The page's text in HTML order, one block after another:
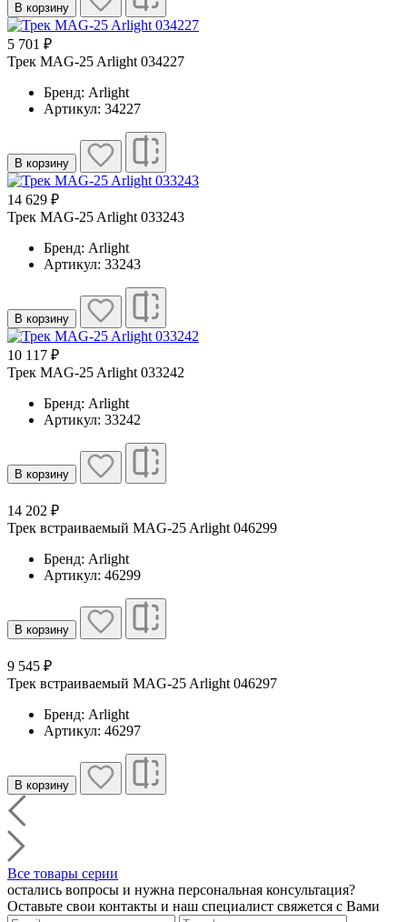
В корзину
5 701 ₽
Трек MAG-25 Arlight 034227
Бренд: Arlight
Артикул: 34227
В корзину
14 629 ₽
Трек MAG-25 Arlight 033243
Бренд: Arlight
Артикул: 33243
В корзину
10 117 ₽
Трек MAG-25 Arlight 033242
Бренд: Arlight
Артикул: 33242
В корзину
14 202 ₽
Трек встраиваемый MAG-25 Arlight 046299
Бренд: Arlight
Артикул: 46299
В корзину
9 545 ₽
Трек встраиваемый MAG-25 Arlight 046297
Бренд: Arlight
Артикул: 46297
В корзину
Все товары серии
остались вопросы и нужна персональная консультация?
Оставьте свои контакты и наш специалист свяжется с Вами